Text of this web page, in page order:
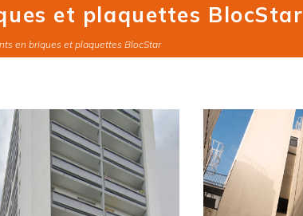
et plaquettes BlocStar
en briques et plaquettes BlocStar